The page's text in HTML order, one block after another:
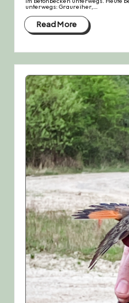
unterwegs: Graureiher,…
Read More